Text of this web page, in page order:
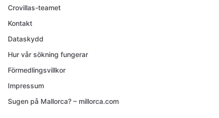
Crovillas-teamet
Kontakt
Dataskydd
Hur vår sökning fungerar
Förmedlingsvillkor
Impressum
Sugen på Mallorca? – millorca.com